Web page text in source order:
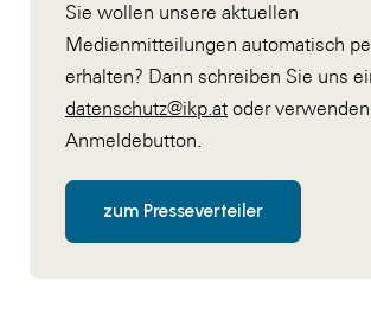
Sie wollen unsere aktuellen
Medienmitteilungen automatisch
erhalten? Dann schreiben Sie uns
datenschutz@ikp.at oder
Anmeldebutton.
zum Presseverteiler